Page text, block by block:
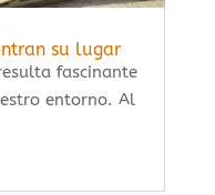
su lugar
fascinante
entorno. Al